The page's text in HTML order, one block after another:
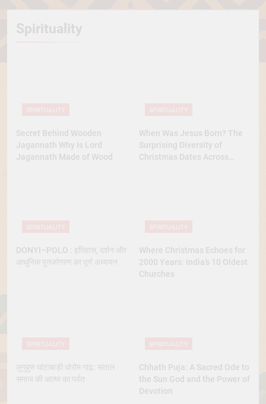
Spirituality
Secret Behind Wooden
Jagannath Why Is Lord
Jagannath Made of Wood
When Was Jesus Born? The
Surprising Diversity of
Christmas Dates Across
DONYI–POLO : इतिहास, दर्शन और
आधुनिक पुनर्जागरण का पूर्ण अध्ययन
Where Christmas Echoes for
2000 Years: India’s 10 Oldest
Churches
लुगुबुरु घांटाबाड़ी धोरोम गाढ़: संताल
समाज की आत्मा का पर्वत
Chhath Puja: A Sacred Ode to
the Sun God and the Power of
Devotion